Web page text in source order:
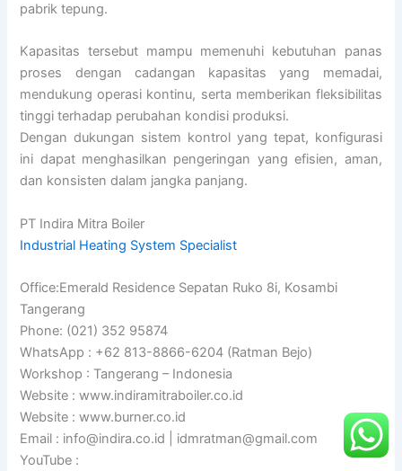
pabrik tepung.
Kapasitas tersebut mampu memenuhi kebutuhan panas
proses dengan cadangan kapasitas yang memadai,
mendukung operasi kontinu, serta memberikan fleksibilitas
tinggi terhadap perubahan kondisi produksi.
Dengan dukungan sistem kontrol yang tepat, konfigurasi
ini dapat menghasilkan pengeringan yang efisien, aman,
dan konsisten dalam jangka panjang.
PT Indira Mitra Boiler
Industrial Heating System Specialist
Office:Emerald Residence Sepatan Ruko 8i, Kosambi
Tangerang
Phone: (021) 352 95874
WhatsApp : +62 813-8866-6204 (Ratman Bejo)
Workshop : Tangerang – Indonesia
Website : www.indiramitraboiler.co.id
Website : www.burner.co.id
Email : info@indira.co.id | idmratman@gmail.com
YouTube :